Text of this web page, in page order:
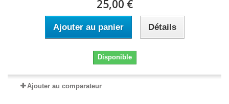
25,00 €
Ajouter au panier Détails
Disponible
Ajouter au comparateur